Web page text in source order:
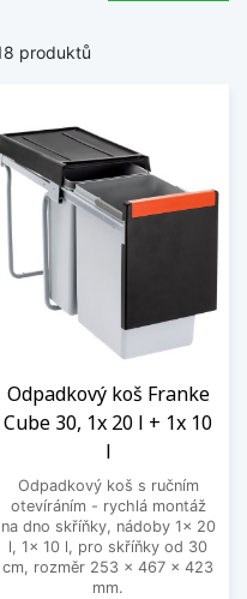
produktů
Odpadkový koš Franke
Cube 30, 1x 20 l + 1x 10
l
Odpadkový koš s ručním
otevíráním - rychlá montáž
na dno skříňky, nádoby 1x 20
l, 1x 10 l, pro skříňky od 30
cm, rozměr 253 x 467 x 423
mm.